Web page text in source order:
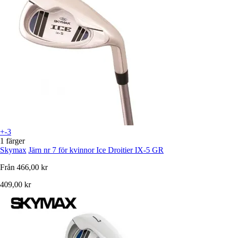
+-3
1 färger
Skymax Järn nr 7 för kvinnor Ice Droitier IX-5 GR
Från 466,00 kr
409,00 kr